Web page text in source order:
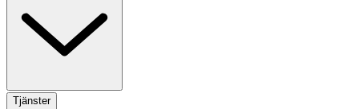
Tjänster